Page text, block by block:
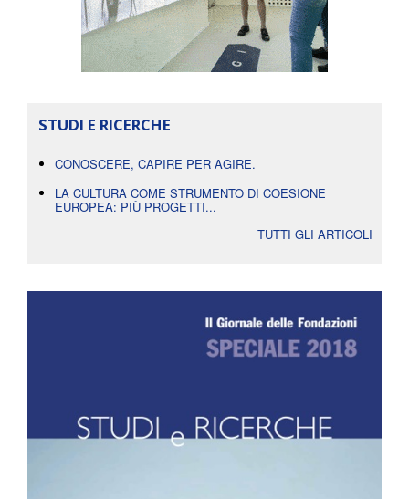
STUDI E RICERCHE
CONOSCERE, CAPIRE PER AGIRE.
LA CULTURA COME STRUMENTO DI COESIONE
EUROPEA: PIÙ PROGETTI...
TUTTI GLI ARTICOLI